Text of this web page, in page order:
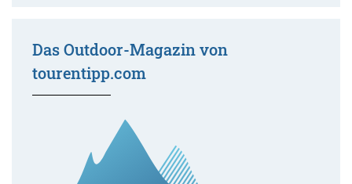
Das Outdoor-Magazin von
tourentipp.com